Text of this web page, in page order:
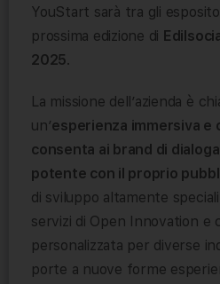
YouStart sarà tra gli
prossima edizione di
2025.
La missione dell’azienda è
un’esperienza immersiva e
consenta ai brand di
potente con il proprio
di sviluppo altamente
servizi di Open Innovation e
personalizzata per diverse
porte a nuove forme